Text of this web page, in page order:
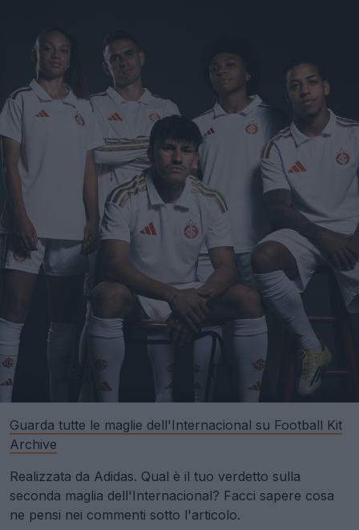
Guarda tutte le maglie dell'Internacional su Football Kit
Archive
Realizzata da Adidas. Qual è il tuo verdetto sulla
seconda maglia dell'Internacional? Facci sapere cosa
ne pensi nei commenti sotto l'articolo.